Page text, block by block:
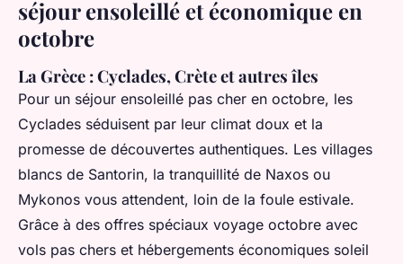
séjour ensoleillé et économique en
octobre
La Grèce : Cyclades, Crète et autres îles
Pour un séjour ensoleillé pas cher en octobre, les
Cyclades séduisent par leur climat doux et la
promesse de découvertes authentiques. Les villages
blancs de Santorin, la tranquillité de Naxos ou
Mykonos vous attendent, loin de la foule estivale.
Grâce à des offres spéciaux voyage octobre avec
vols pas chers et hébergements économiques soleil